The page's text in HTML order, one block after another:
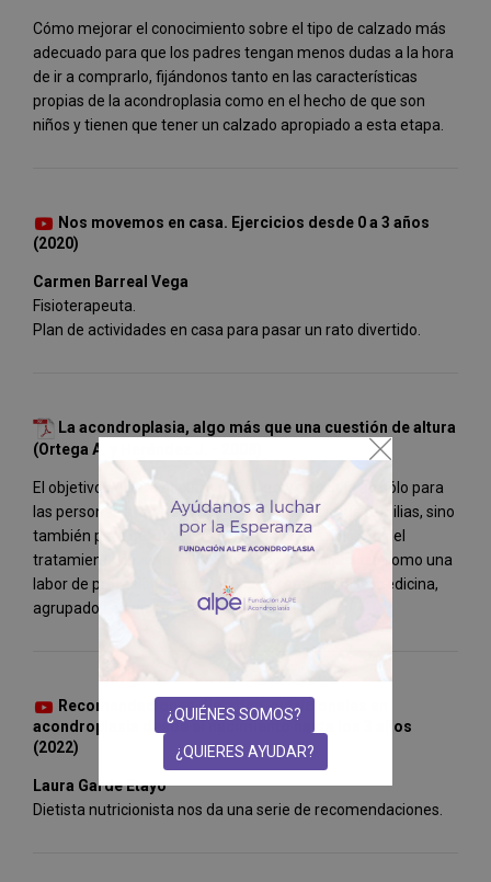
Cómo mejorar el conocimiento sobre el tipo de calzado más
adecuado para que los padres tengan menos dudas a la hora
de ir a comprarlo, fijándonos tanto en las características
propias de la acondroplasia como en el hecho de que son
niños y tienen que tener un calzado apropiado a esta etapa.
Nos movemos en casa. Ejercicios desde 0 a 3 años
(2020)
Carmen Barreal Vega
Fisioterapeuta.
Plan de actividades en casa para pasar un rato divertido.
La acondroplasia, algo más que una cuestión de altura
(Ortega A. y Herández J. - 2008)
El objetivo de este documento es servir de guía no sólo para
las personas afectadas por acondroplasia y sus familias, sino
también para que sea una aproximación a la visión del
tratamiento de este tipo de osteocondrodisplasias como una
labor de profesionales, de diversos campos de la medicina,
agrupados en un equipo multidisciplinar.
Recomendaciones dietético-nutricionales en
acondroplasia desde el nacimiento hasta los 3 años
(2022)
Laura Garde Etayo
Dietista nutricionista nos da una serie de recomendaciones.
¿QUIÉNES SOMOS?
¿QUIERES AYUDAR?